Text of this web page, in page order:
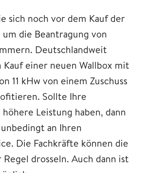
sich noch vor dem Kauf der
um die Beantragung von
Deutschlandweit
Kauf einer neuen Wallbox mit
11 kHw von einem Zuschuss
Sollte Ihre
Leistung haben, dann
an Ihren
Die Fachkräfte können die
drosseln. Auch dann ist